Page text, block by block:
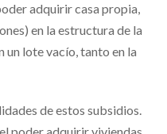
adquirir casa propia,
en la estructura de la
un lote vacío, tanto en la
de estos subsidios.
poder adquirir viviendas